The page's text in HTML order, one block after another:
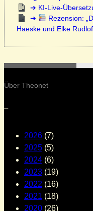
KI-Live-
Rezension:
Haeske und Elke
Über Theonet
–
2026 (7)
2025 (5)
2024 (6)
2023 (19)
2022 (16)
2021 (18)
2020 (26)